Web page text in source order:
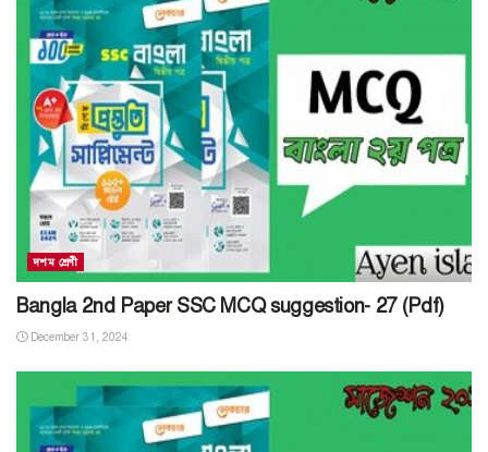
দশম শ্রেণী
Bangla 2nd Paper SSC MCQ suggestion- 27 (Pdf)
December 31, 2024